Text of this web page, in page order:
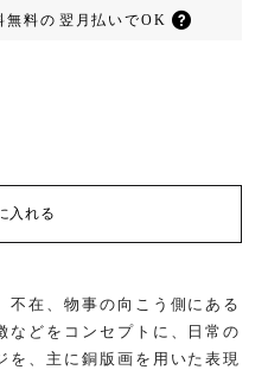
無料の 翌月払いでOK
入れる
不在、物事の向こう側にある
などをコンセプトに、日常の
を、主に銅版画を用いた表現